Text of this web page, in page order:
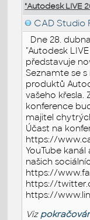
"Autodesk LIVE
CAD Studio
Dne 28.
"Autodesk
představuje
Seznamte se s
produktů
vašeho křesla.
konference
majitel
Účast na
https://
YouTube
našich
https://
https://
https://
Viz